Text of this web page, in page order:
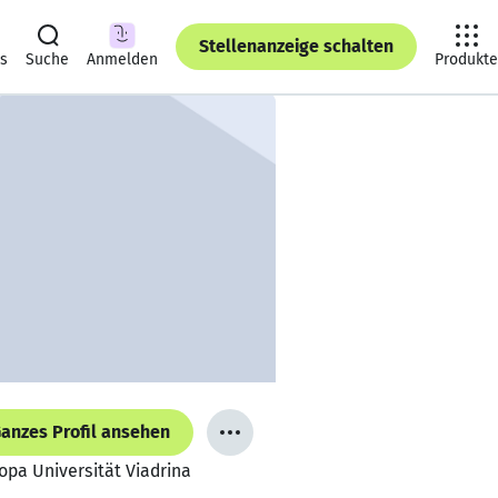
Suche Anmelden
Stellenanzeige schalten
Produkte
Profil ansehen
Universität Viadrina